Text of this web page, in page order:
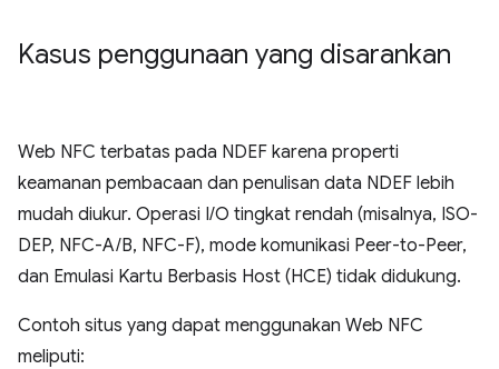
Kasus penggunaan yang disarankan
Web NFC terbatas pada NDEF karena properti
keamanan pembacaan dan penulisan data NDEF lebih
mudah diukur. Operasi I/O tingkat rendah (misalnya, ISO-
DEP, NFC-A/B, NFC-F), mode komunikasi Peer-to-Peer,
dan Emulasi Kartu Berbasis Host (HCE) tidak didukung.
Contoh situs yang dapat menggunakan Web NFC
meliputi: